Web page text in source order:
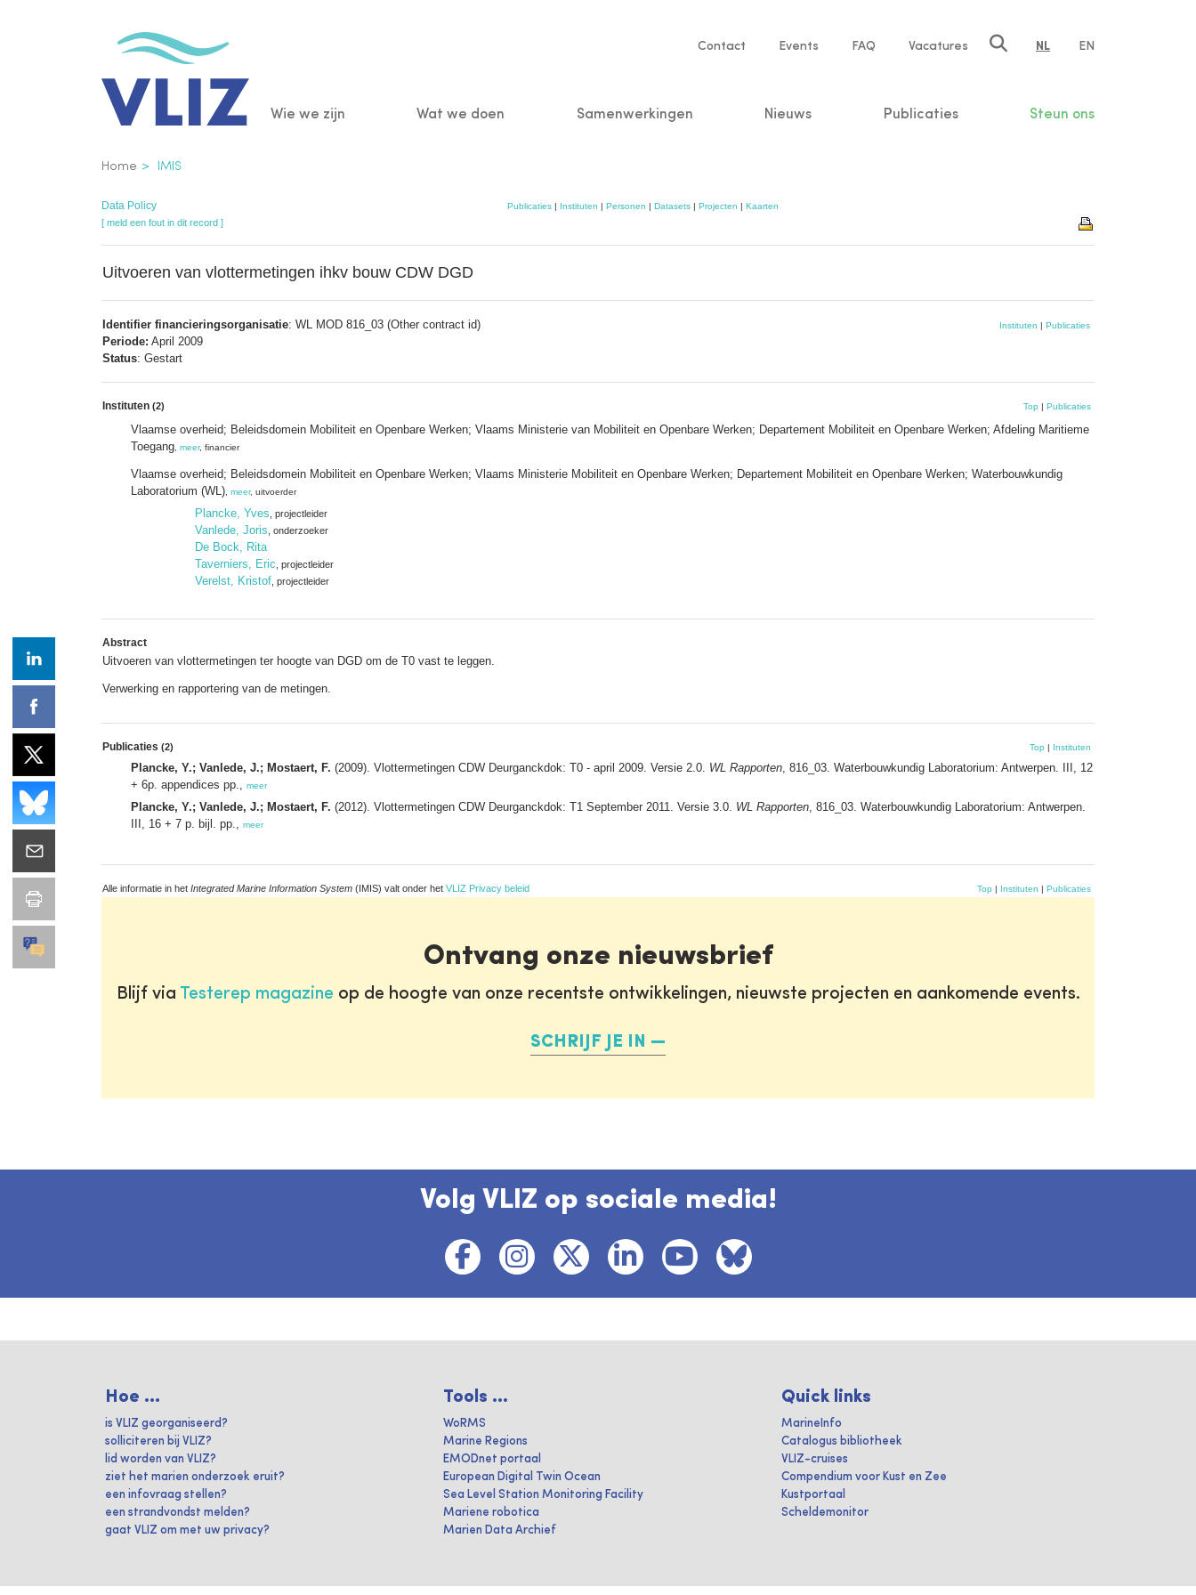
Service
Contact Events FAQ Vacatures NL EN
Main
Wie we zijn Wat we doen Samenwerkingen Nieuws Publicaties Steun ons
Kruimelpad
Home IMIS
Data Policy Publicaties| Instituten | Personen | Datasets| Projecten | Kaarten
[ meld een fout in dit record ]
Uitvoeren van vlottermetingen ihkv bouw CDW DGD
Identifier financieringsorganisatie: WL MOD 816_03 (Other contract id)
Periode: April 2009
Status: Gestart
Instituten | Publicaties
Instituten (2) Top | Publicaties
Vlaamse overheid; Beleidsdomein Mobiliteit en Openbare Werken; Vlaams Ministerie van Mobiliteit en Openbare Werken; Departement Mobiliteit en Openbare Werken; Afdeling Maritieme
Toegang meer, financier
Vlaamse overheid; Beleidsdomein Mobiliteit en Openbare Werken; Vlaams Ministerie Mobiliteit en Openbare Werken; Departement Mobiliteit en Openbare Werken; Waterbouwkundig
Laboratorium (WL) meer, uitvoerder
Plancke, Yves , projectleider
Vanlede, Joris , onderzoeker
De Bock, Rita
Taverniers, Eric , projectleider
Verelst, Kristof , projectleider
Abstract
Uitvoeren van vlottermetingen ter hoogte van DGD om de T0 vast te leggen.
Verwerking en rapportering van de metingen.
Publicaties (2) Top | Instituten
Plancke, Y.; Vanlede, J.; Mostaert, F. (2009). Vlottermetingen CDW Deurganckdok: T0 - april 2009. Versie 2.0. WL Rapporten , 816_03. Waterbouwkundig Laboratorium: Antwerpen. III, 12
+ 6p. appendices pp.,
meer
Plancke, Y.; Vanlede, J.; Mostaert, F. (2012). Vlottermetingen CDW Deurganckdok: T1 September 2011. Versie 3.0. WL Rapporten , 816_03. Waterbouwkundig Laboratorium: Antwerpen.
III, 16 + 7 p. bijl. pp.,
meer
Alle informatie in het Integrated Marine Information System (IMIS) valt onder het VLIZ Privacy beleid Top | Instituten | Publicaties
Ontvang onze nieuwsbrief
Blijf via Testerep magazine op de hoogte van onze recentste ontwikkelingen, nieuwste projecten en aankomende events.
SCHRIJF JE IN
Volg VLIZ op sociale media!
Hoe ...
is VLIZ georganiseerd?
solliciteren bij VLIZ?
lid worden van VLIZ?
ziet het marien onderzoek eruit?
een infovraag stellen?
een strandvondst melden?
gaat VLIZ om met uw privacy?
Tools ...
WoRMS
Marine Regions
EMODnet portaal
European Digital Twin Ocean
Sea Level Station Monitoring Facility
Mariene robotica
Marien Data Archief
Quick links
MarineInfo
Catalogus bibliotheek
VLIZ-cruises
Compendium voor Kust en Zee
Kustportaal
Scheldemonitor